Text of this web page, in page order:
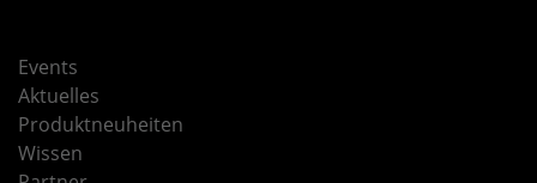
Events
Aktuelles
Produktneuheiten
Wissen